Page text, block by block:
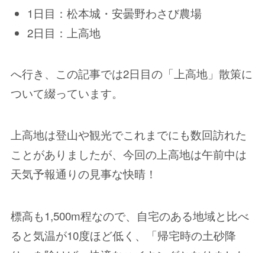
1日目：松本城・安曇野わさび農場
2日目：上高地
へ行き、この記事では2日目の「上高地」散策に
ついて綴っています。
上高地は登山や観光でこれまでにも数回訪れた
ことがありましたが、今回の上高地は午前中は
天気予報通りの見事な快晴！
標高も1,500m程なので、自宅のある地域と比べ
ると気温が10度ほど低く、「帰宅時の土砂降